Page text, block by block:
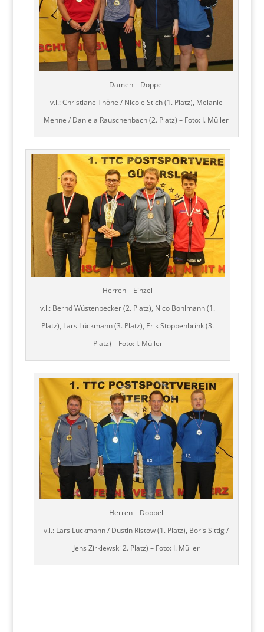
Damen – Doppel
v.l.: Christiane Thöne / Nicole Stich (1. Platz), Melanie
Menne / Daniela Rauschenbach (2. Platz) – Foto: I. Müller
Herren – Einzel
v.l.: Bernd Wüstenbecker (2. Platz), Nico Bohlmann (1.
Platz), Lars Lückmann (3. Platz), Erik Stoppenbrink (3.
Platz) – Foto: I. Müller
Herren – Doppel
v.l.: Lars Lückmann / Dustin Ristow (1. Platz), Boris Sittig /
Jens Zirklewski 2. Platz) – Foto: I. Müller